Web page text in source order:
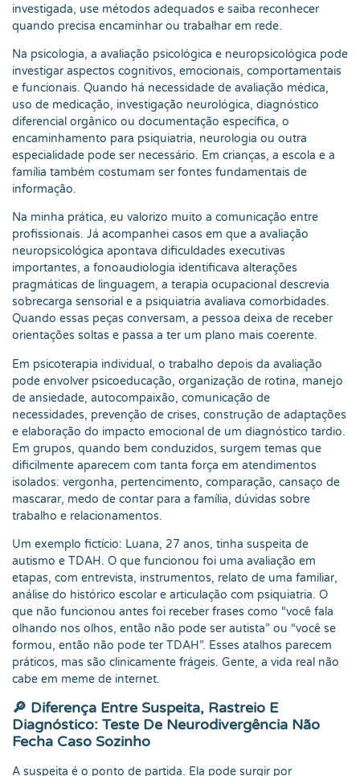
investigada, use métodos adequados e saiba reconhecer
quando precisa encaminhar ou trabalhar em rede.
Na psicologia, a avaliação psicológica e neuropsicológica pode
investigar aspectos cognitivos, emocionais, comportamentais
e funcionais. Quando há necessidade de avaliação médica,
uso de medicação, investigação neurológica, diagnóstico
diferencial orgânico ou documentação específica, o
encaminhamento para psiquiatria, neurologia ou outra
especialidade pode ser necessário. Em crianças, a escola e a
família também costumam ser fontes fundamentais de
informação.
Na minha prática, eu valorizo muito a comunicação entre
profissionais. Já acompanhei casos em que a avaliação
neuropsicológica apontava dificuldades executivas
importantes, a fonoaudiologia identificava alterações
pragmáticas de linguagem, a terapia ocupacional descrevia
sobrecarga sensorial e a psiquiatria avaliava comorbidades.
Quando essas peças conversam, a pessoa deixa de receber
orientações soltas e passa a ter um plano mais coerente.
Em psicoterapia individual, o trabalho depois da avaliação
pode envolver psicoeducação, organização de rotina, manejo
de ansiedade, autocompaixão, comunicação de
necessidades, prevenção de crises, construção de adaptações
e elaboração do impacto emocional de um diagnóstico tardio.
Em grupos, quando bem conduzidos, surgem temas que
dificilmente aparecem com tanta força em atendimentos
isolados: vergonha, pertencimento, comparação, cansaço de
mascarar, medo de contar para a família, dúvidas sobre
trabalho e relacionamentos.
Um exemplo fictício: Luana, 27 anos, tinha suspeita de
autismo e TDAH. O que funcionou foi uma avaliação em
etapas, com entrevista, instrumentos, relato de uma familiar,
análise do histórico escolar e articulação com psiquiatria. O
que não funcionou antes foi receber frases como “você fala
olhando nos olhos, então não pode ser autista” ou “você se
formou, então não pode ter TDAH”. Esses atalhos parecem
práticos, mas são clinicamente frágeis. Gente, a vida real não
cabe em meme de internet.
🔎 Diferença Entre Suspeita, Rastreio E
Diagnóstico: Teste De Neurodivergência Não
Fecha Caso Sozinho
A suspeita é o ponto de partida. Ela pode surgir por